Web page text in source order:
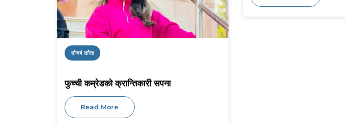
सौन्दर्य सरिता
फुच्ची कम्रेडको क्रान्तिकारी सपना
Read More